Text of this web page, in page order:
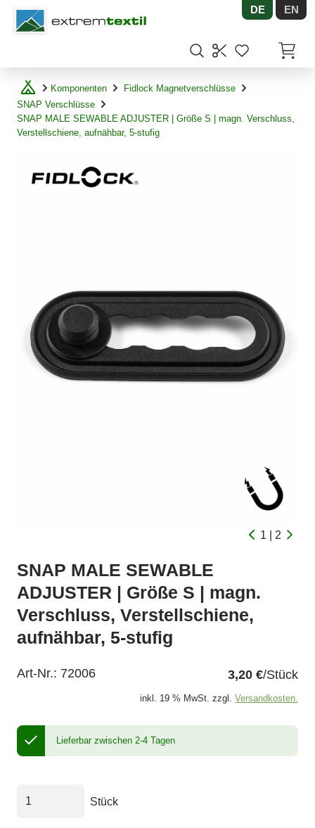
Shopware DE EN
Komponenten
Fidlock Magnetverschlüsse
SNAP Verschlüsse
SNAP MALE SEWABLE ADJUSTER | Größe S | magn. Verschluss,
Verstellschiene, aufnähbar, 5-stufig
1 | 2
SNAP MALE SEWABLE
ADJUSTER | Größe S | magn.
Verschluss, Verstellschiene,
aufnähbar, 5-stufig
Art-Nr.: 72006 3,20 €/Stück
inkl. 19 % MwSt. zzgl. Versandkosten.
Lieferbar zwischen 2-4 Tagen
Stück